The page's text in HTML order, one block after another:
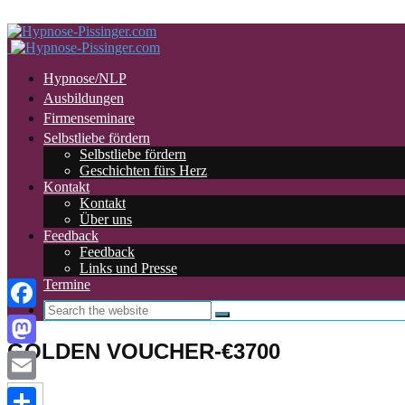
Hypnose/NLP
Ausbildungen
Firmenseminare
Selbstliebe fördern
Selbstliebe fördern
Geschichten fürs Herz
Kontakt
Kontakt
Über uns
Feedback
Feedback
Links und Presse
Termine
GOLDEN VOUCHER-€3700
Facebook
Mastodon
Email